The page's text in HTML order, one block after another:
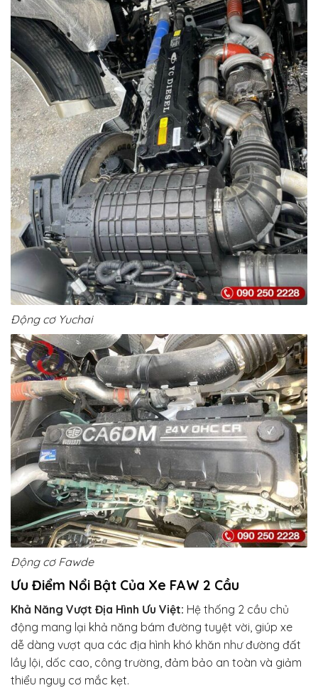
Động cơ Yuchai
Động cơ Fawde
Ưu Điểm Nổi Bật Của Xe FAW 2 Cầu
Khả Năng Vượt Địa Hình Ưu Việt: Hệ thống 2 cầu chủ
động mang lại khả năng bám đường tuyệt vời, giúp xe
dễ dàng vượt qua các địa hình khó khăn như đường đất
lầy lội, dốc cao, công trường, đảm bảo an toàn và giảm
thiểu nguy cơ mắc kẹt.